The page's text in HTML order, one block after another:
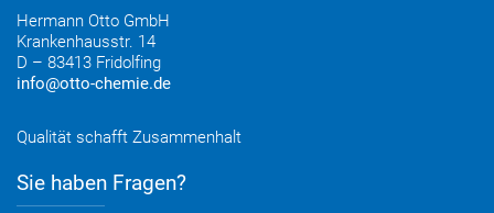
Entsorgung & Verpackungsrücknahme
Hermann Otto GmbH
Krankenhausstr. 14
D – 83413 Fridolfing
info@otto-chemie.de
Qualität schafft Zusammenhalt
Sie haben Fragen?